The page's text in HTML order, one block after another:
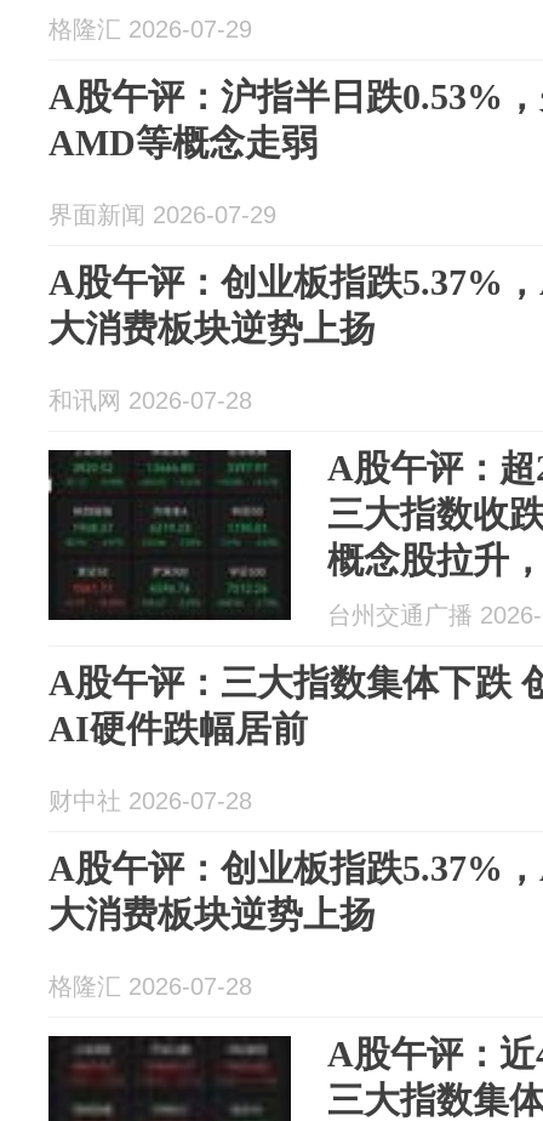
格隆汇 2026-07-29
A股午评：沪指半日跌0.53%
AMD等概念走弱
界面新闻 2026-07-29
A股午评：创业板指跌5.37%
大消费板块逆势上扬
和讯网 2026-07-28
A股午评：
三大指数收
概念股拉升
涨；CPO、
台州交通广播
A股午评：三大指数集体下跌
AI硬件跌幅居前
财中社 2026-07-28
A股午评：创业板指跌5.37%
大消费板块逆势上扬
格隆汇 2026-07-28
A股午评：
三大指数集